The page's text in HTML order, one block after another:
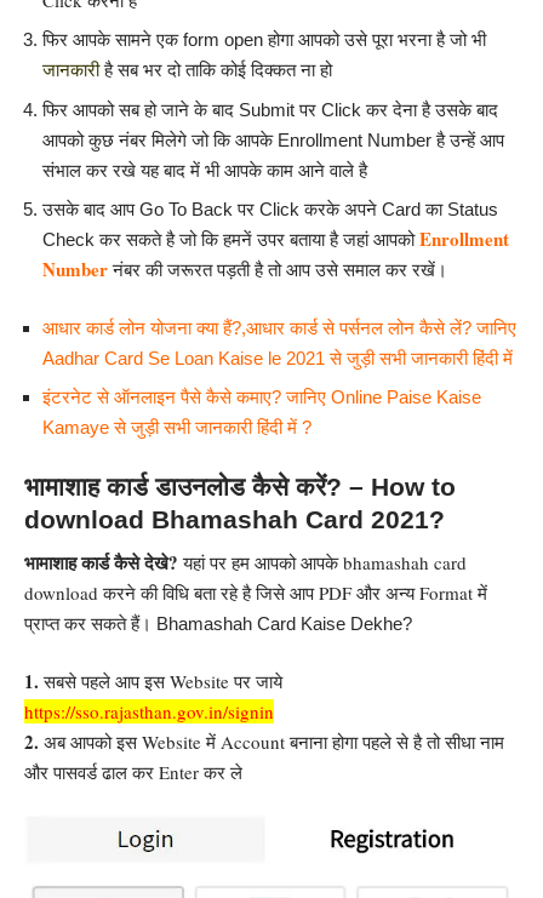
फिर आपके सामने एक form open होगा आपको उसे पूरा भरना है जो भी
जानकारी है सब भर दो ताकि कोई दिक्कत ना हो
फिर आपको सब हो जाने के बाद Submit पर Click कर देना है उसके बाद
आपको कुछ नंबर मिलेगे जो कि आपके Enrollment Number है उन्हें आप
संभाल कर रखे यह बाद में भी आपके काम आने वाले है
उसके बाद आप Go To Back पर Click करके अपने Card का Status
Check कर सकते है जो कि हमनें उपर बताया है जहां आपकोEnrollment
Numberनंबर की जरूरत पड़ती है तो आप उसे समाल कर रखें।
आधार कार्ड लोन योजना क्या हैं?,आधार कार्ड से पर्सनल लोन कैसे लें? जानिए
Aadhar Card Se Loan Kaise le 2021 से जुड़ी सभी जानकारी हिंदी में
इंटरनेट से ऑनलाइन पैसे कैसे कमाए? जानिए Online Paise Kaise
Kamaye से जुड़ी सभी जानकारी हिंदी में ?
भामाशाह कार्ड डाउनलोड कैसे करें? – How to
download Bhamashah Card 2021?
भामाशाह कार्ड कैसे देखे?यहां पर हम आपको आपके bhamashah card
download करने की विधि बता रहे है जिसे आप PDF और अन्य Format में
प्राप्त कर सकते हैं। Bhamashah Card Kaise Dekhe?
1. सबसे पहले आप इस Website पर जाये
https://sso.rajasthan.gov.in/signin
2. अब आपको इस Website में Account बनाना होगा पहले से है तो सीधा नाम
और पासवर्ड ढाल कर Enter कर ले